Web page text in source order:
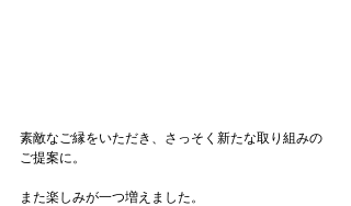
素敵なご縁をいただき、さっそく新たな取り組みの
ご提案に。
また楽しみが一つ増えました。